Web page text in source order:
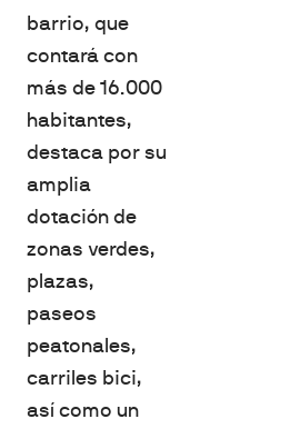
barrio, que
contará con
más de 16.000
habitantes,
destaca por su
amplia
dotación de
zonas verdes,
plazas,
paseos
peatonales,
carriles bici,
así como un